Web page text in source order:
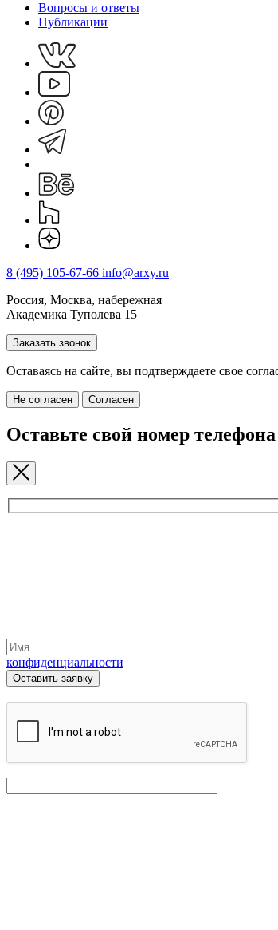
Вопросы и ответы
Публикации
8 (495) 105-67-66 info@arxy.ru
Россия, Москва, набережная
Академика Туполева 15
Заказать звонок
Оставаясь на сайте, вы подтверждаете свое
Не согласен Согласен
Оставьте свой номер телефона
конфиденциальности